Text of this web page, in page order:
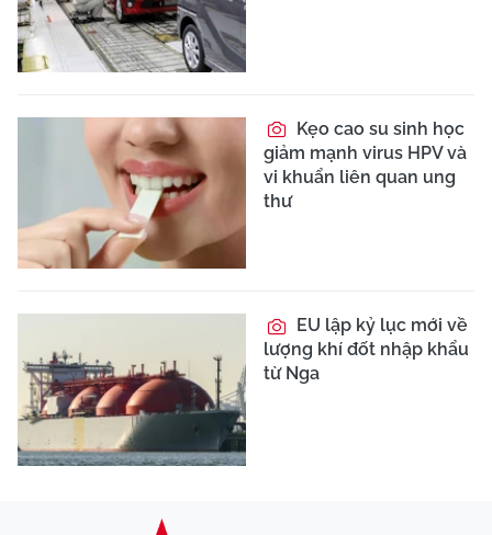
Kẹo cao su sinh học
giảm mạnh virus HPV và
vi khuẩn liên quan ung
thư
EU lập kỷ lục mới về
lượng khí đốt nhập khẩu
từ Nga